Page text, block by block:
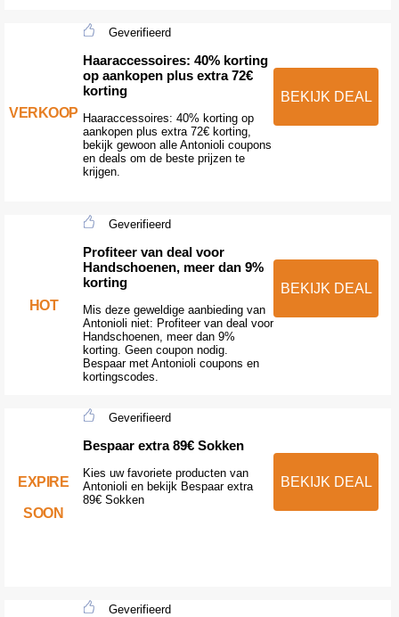
VERKOOP
Geverifieerd
Haaraccessoires: 40% korting
op aankopen plus extra 72€
korting
Haaraccessoires: 40% korting op
aankopen plus extra 72€ korting,
bekijk gewoon alle Antonioli coupons
en deals om de beste prijzen te
krijgen.
BEKIJK DEAL
HOT
Geverifieerd
Profiteer van deal voor
Handschoenen, meer dan 9%
korting
Mis deze geweldige aanbieding van
Antonioli niet: Profiteer van deal voor
Handschoenen, meer dan 9%
korting. Geen coupon nodig.
Bespaar met Antonioli coupons en
kortingscodes.
BEKIJK DEAL
EXPIRE
SOON
Geverifieerd
Bespaar extra 89€ Sokken
Kies uw favoriete producten van
Antonioli en bekijk Bespaar extra
89€ Sokken
BEKIJK DEAL
Geverifieerd